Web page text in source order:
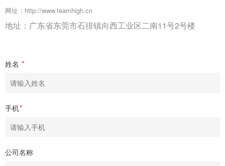
网址：http://www.teamhigh.cn
地址：广东省东莞市石排镇向西工业区二南11号2号楼
姓名 *
手机*
公司名称